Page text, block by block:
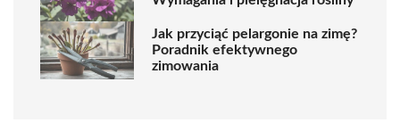
Jak przyciąć pelargonie na zimę?
Poradnik efektywnego
zimowania